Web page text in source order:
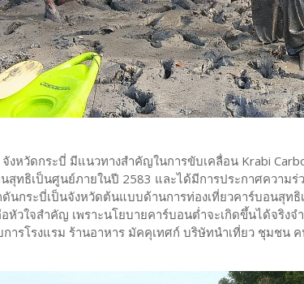
จังหวัดกระบี่ มีแนวทางสำคัญในการขับเคลื่อน Krabi
นสุทธิเป็นศูนย์ภายในปี 2583 และได้มีการประกาศความ
นกระบี่เป็นจังหวัดต้นแบบด้านการท่องเที่ยวคาร์บอนสุท
วใจสำคัญ เพราะนโยบายคาร์บอนต่ำจะเกิดขึ้นได้จริง
ารโรงแรม ร้านอาหาร มัคคุเทศก์ บริษัทนำเที่ยว ชุมชน